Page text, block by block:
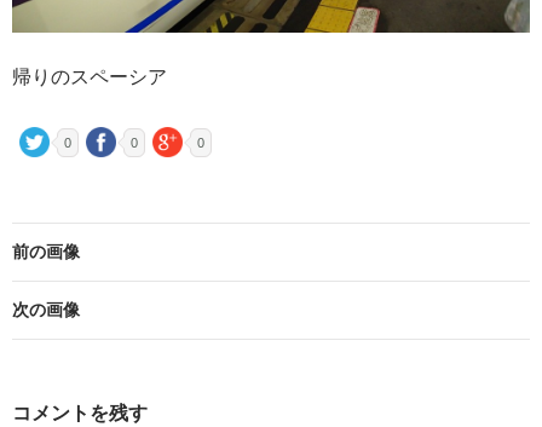
帰りのスペーシア
0 0 0
前の画像
次の画像
コメントを残す